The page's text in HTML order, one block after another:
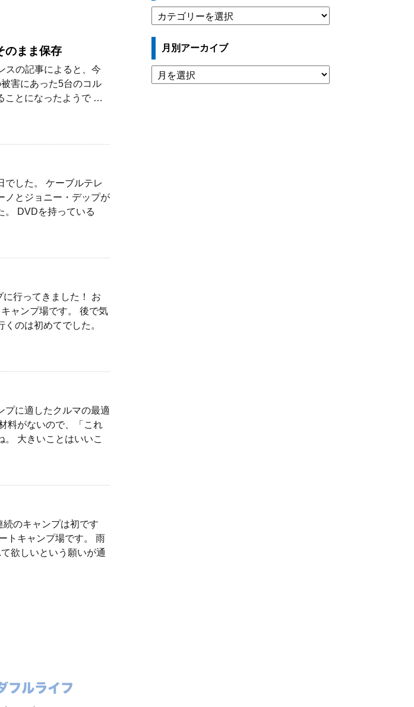
のまま保存
スの記事によると、今
害にあった5台のコル
ことになったようで …
でした。 ケーブルテレ
ノとジョニー・デップが
。 DVDを持っている
行ってきました！ お
ャンプ場です。 後で気
のは初めてでした。
プに適したクルマの最適
料がないので、「これ
。 大きいことはいいこ
のキャンプは初です
トキャンプ場です。 雨
欲しいという願いが通
テ
ゴ
ー
一
覧
月別アーカイブ
月
別